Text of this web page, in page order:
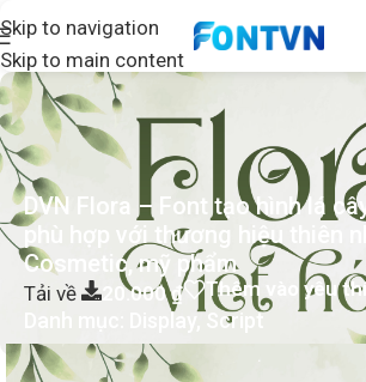
Skip to navigation
Skip to main content
DVN Flora – Font tạo hình lá
phù hợp với thương hiệu thiên
Cosmetic, mỹ phẩm
Tải về 20.000₫ Thêm vào yêu
, Script